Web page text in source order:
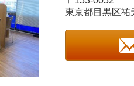
東京都目黒区祐